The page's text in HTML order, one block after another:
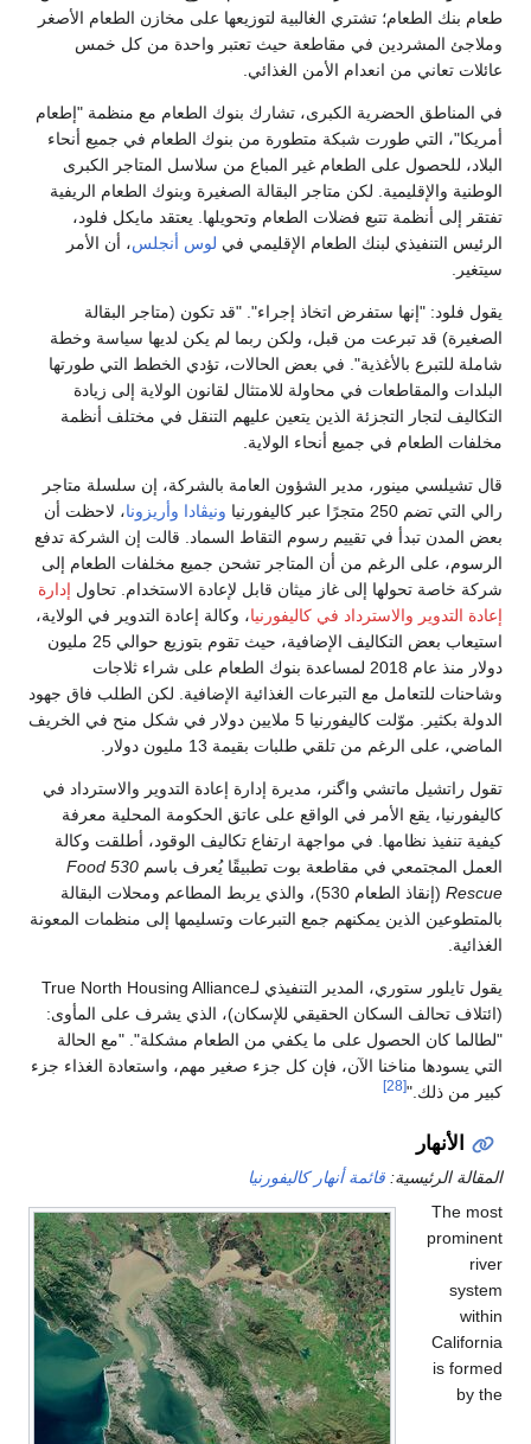
تشتري الغالبية لتوزيعها على مخازن الطعام الأصغر
في مقاطعة حيث تعتبر واحدة من كل خمس
انعدام الأمن الغذائي.
الكبرى، تشارك بنوك الطعام مع منظمة "إطعام
طورت شبكة متطورة من بنوك الطعام في جميع أنحاء
على الطعام غير المباع من سلاسل المتاجر الكبرى
لكن متاجر البقالة الصغيرة وبنوك الطعام الريفية
تتبع فضلات الطعام وتحويلها. يعتقد مايكل فلود،
لبنك الطعام الإقليمي فيلوس أنجلس، أن الأمر
ستفرض اتخاذ إجراء". "قد تكون (متاجر البقالة
من قبل، ولكن ربما لم يكن لديها سياسة وخطة
في بعض الحالات، تؤدي الخطط التي طورتها
في محاولة للامتثال لقانون الولاية إلى زيادة
التجزئة الذين يتعين عليهم التنقل في مختلف أنظمة
جميع أنحاء الولاية.
مدير الشؤون العامة بالشركة، إن سلسلة متاجر
ونيڤادا وأريزونا، لاحظت أن
في تقييم رسوم التقاط السماد. قالت إن الشركة تدفع
من أن المتاجر تشحن جميع مخلفات الطعام إلى
إلى غاز ميثان قابل لإعادة الاستخدام. تحاول إدارة
في كاليفورنيا، وكالة إعادة التدوير في الولاية،
استيعاب بعض التكاليف الإضافية، حيث تقوم بتوزيع حوالي 25 مليون
دولار منذ عام 2018 لمساعدة بنوك الطعام على شراء ثلاجات
مع التبرعات الغذائية الإضافية. لكن الطلب فاق جهود
الدولة بكثير. موّلت كاليفورنيا 5 ملايين دولار في شكل منح في الخريف
تلقي طلبات بقيمة 13 مليون دولار.
واگنر، مديرة إدارة إعادة التدوير والاسترداد في
الأمر في الواقع على عاتق الحكومة المحلية معرفة
في مواجهة ارتفاع تكاليف الوقود، أطلقت وكالة
في مقاطعة بوت تطبيقًا يُعرف باسم
530 Food
(إنقاذ الطعام 530)، والذي يربط المطاعم ومحلات البقالة
يمكنهم جمع التبرعات وتسليمها إلى منظمات المعونة
يقول تايلور ستوري، المدير التنفيذي لـTrue North Housing Alliance
السكان الحقيقي للإسكان)، الذي يشرف على المأوى:
على ما يكفي من الطعام مشكلة". "مع الحالة
الآن، فإن كل جزء صغير مهم، واستعادة الغذاء جزء
قائمة أنهار كاليفورنيا